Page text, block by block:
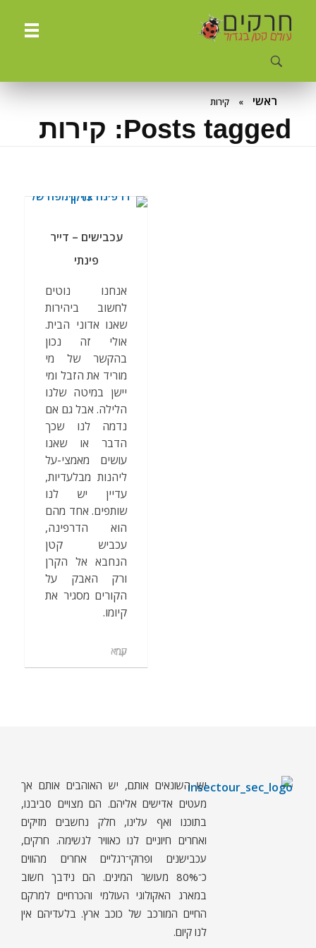
חרקים - עולם קטן בגדול
ראשי » קירות
Posts tagged: קירות
עכבישים – דייר
פינתי
אנחנו נוטים
לחשוב ביהירות
שאנו אדוני הבית.
אולי זה נכון
בהקשר של מי
מוריד את הזבל ומי
יישן במיטה שלנו
הלילה. אבל גם אם
נדמה לנו שכך
הדבר או שאנו
עושים מאמצי-על
ליהנות מבלעדיות,
עדיין יש לנו
שותפים. אחד מהם
הוא הדרפינה,
עכביש קטן
הנחבא אל הקרן
ורק האבק על
הקורים מסגיר את
קיומו.
קרא עוד
ח
רקים - עולם קטן בגדול
חרקים, עכבישים ופרוקי רגליים בישראל. מאות מאמרים בנושאי טבע, אקולוגיה, ביולוגיה ויחסי אדם-חרקים. הפעלות ומשחקים לילדים,
יש השונאים אותם, יש האוהבים אותם אך
מעטים אדישים אליהם. הם מצויים סביבנו,
בתוכנו ואף עלינו, חלק נחשבים מזיקים
ואחרים חיוניים לנו כאוויר לנשימה. חרקים,
עכבישנים ופרוקי־רגליים אחרים מהווים
כ־80% מעושר המינים. הם נידבך חשוב
במארג האקולוגי העולמי והכרחיים למרקם
החיים המורכב של כוכב ארץ. בלעדיהם אין
לנו קיום.